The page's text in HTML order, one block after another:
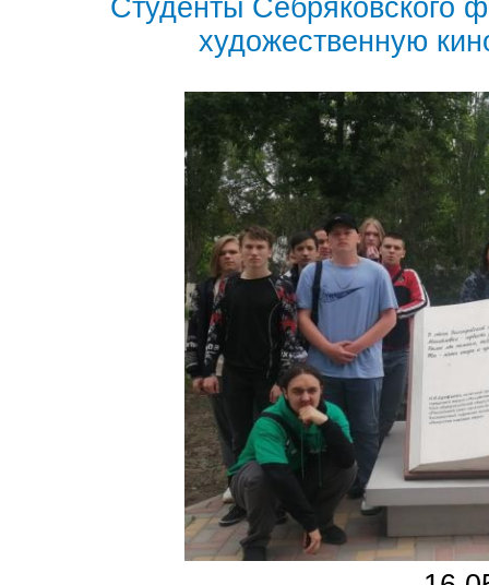
Студенты Себряковского
художественную